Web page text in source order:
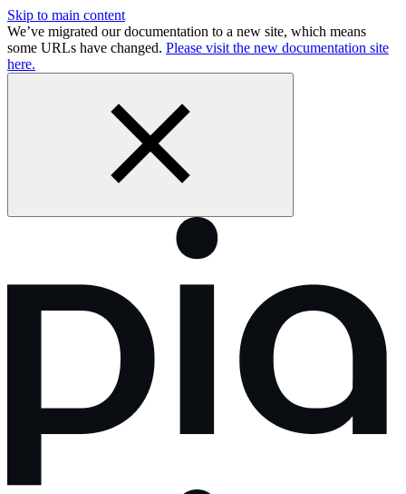
Skip to main content
We’ve migrated our documentation to a new site, which means
some URLs have changed. Please visit the new documentation site
here.